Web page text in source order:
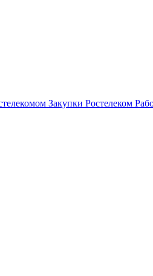
Закупки Ростелеком